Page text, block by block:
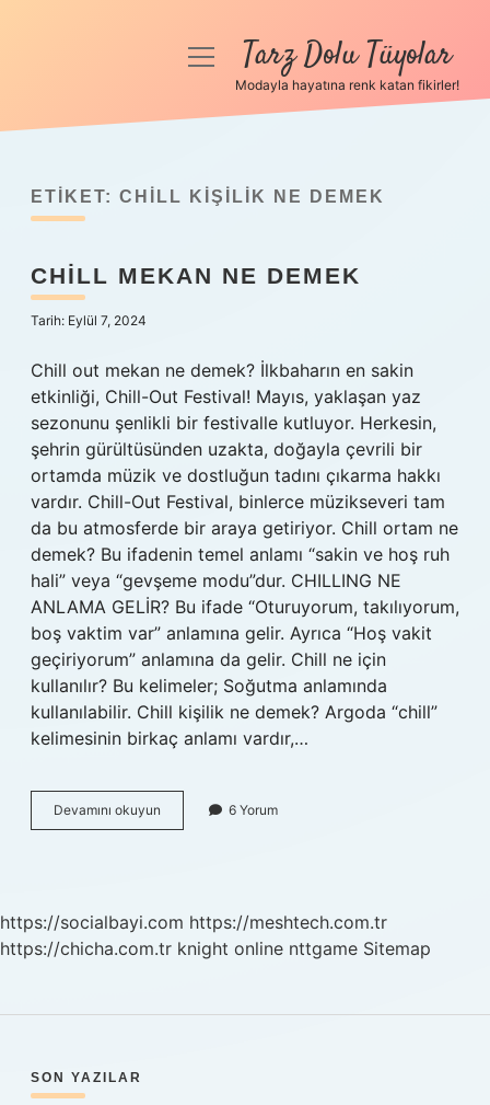
Anasayfa
Yasal Uyarı
Hakkımızda
menüyüTarz Dolu Tüyolar
Modayla hayatına renk katan fikirler!
ETIKET: CHILL KIŞILIK NE DEMEK
CHILL MEKAN NE DEMEK
Tarih: Eylül 7, 2024
Chill out mekan ne demek? İlkbaharın en sakin
etkinliği, Chill-Out Festival! Mayıs, yaklaşan yaz
sezonunu şenlikli bir festivalle kutluyor. Herkesin,
şehrin gürültüsünden uzakta, doğayla çevrili bir
ortamda müzik ve dostluğun tadını çıkarma hakkı
vardır. Chill-Out Festival, binlerce müzikseveri tam
da bu atmosferde bir araya getiriyor. Chill ortam ne
demek? Bu ifadenin temel anlamı “sakin ve hoş ruh
hali” veya “gevşeme modu”dur. CHILLING NE
ANLAMA GELİR? Bu ifade “Oturuyorum, takılıyorum,
boş vaktim var” anlamına gelir. Ayrıca “Hoş vakit
geçiriyorum” anlamına da gelir. Chill ne için
kullanılır? Bu kelimeler; Soğutma anlamında
kullanılabilir. Chill kişilik ne demek? Argoda “chill”
kelimesinin birkaç anlamı vardır,…
Devamını okuyun
Mekan
6 Yorum
https://socialbayi.com https://meshtech.com.tr
https://chicha.com.tr knight online nttgame Sitemap
SIDEBAR
SON YAZILAR